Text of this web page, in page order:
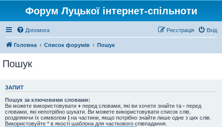
Форум Луцької інтернет-спільноти
Допомога Вхід
Реєстрація
Головна Список форумів Пошук
Пошук
ЗАПИТ
Пошук за ключовими словами:
Ви можете використовувати + перед словами, які ви хочете знайти та - перед
словами, які непотрібно шукати. Ви можете використовувати список слів,
розділяючи їх символом | на частини, якщо потрібно знайти лише одне з цих слів.
Використовуйте * в якості шаблона для часткового співпадання.